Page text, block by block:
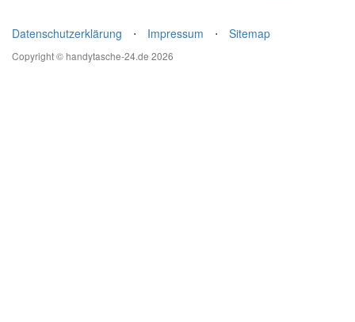
Datenschutzerklärung ⋅ Impressum ⋅ Sitemap
Copyright © handytasche-24.de 2026